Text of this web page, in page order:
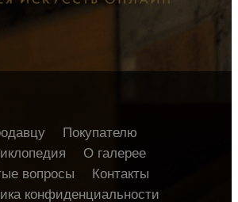
Покупателю
О галерее
вопросы
Контакты
конфиденциальности